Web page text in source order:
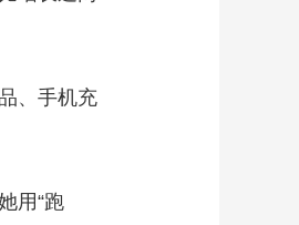
5G 产业+
、手机充
用“跑